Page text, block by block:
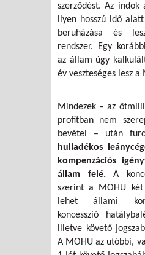
szerződést. Az indok
ilyen hosszú idő
beruházása és
rendszer. Egy
az állam úgy
év veszteséges lesz a
Mindezek – az
profitban nem
bevétel – után
hulladékos
kompenzációs
állam felé.A
szerint a MOHU
lehet állami
koncesszió
illetve követő
A MOHU az utóbbi,